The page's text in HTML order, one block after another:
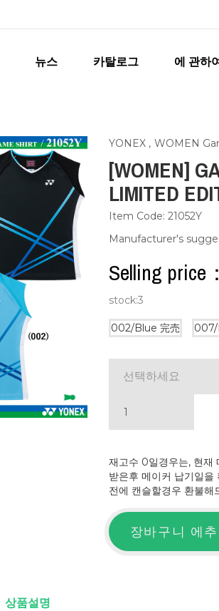
뉴스 카탈로그 에 관하
YONEX, WOMEN
[WOMEN]
LIMITED
Item Code: 21052Y
Manufacturer's
Selling price
stock:3
002/Blue 完売
선택하세요
재고수 0일경우는, 현재
받은후 메이커 납기일을
전에 캔슬할경우 환불해
장바구니 에
상품설명